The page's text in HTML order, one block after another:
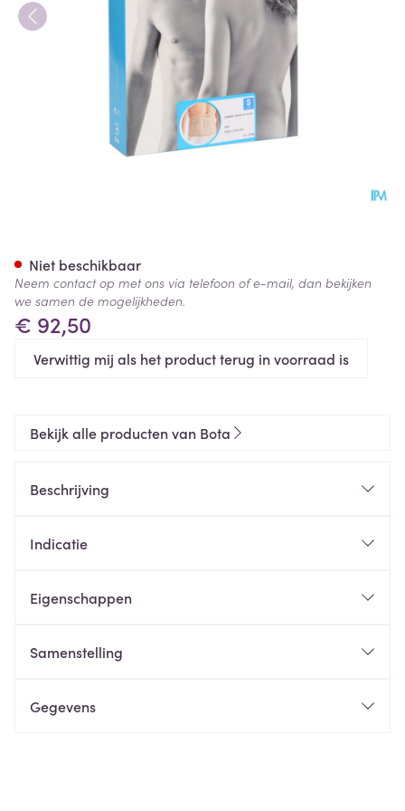
€ 92,50
Verwittig mij als het product terug in voorraad is
Niet beschikbaar
Neem contact op met ons via telefoon of e-mail, dan bekijken
we samen de mogelijkheden.
Bekijk alle producten van Bota
Beschrijving
Indicatie
Eigenschappen
Samenstelling
Gegevens